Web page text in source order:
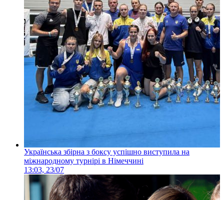
Українська збірна з боксу успішно виступила на
міжнародному турнірі в Німеччині
13:03, 23/07